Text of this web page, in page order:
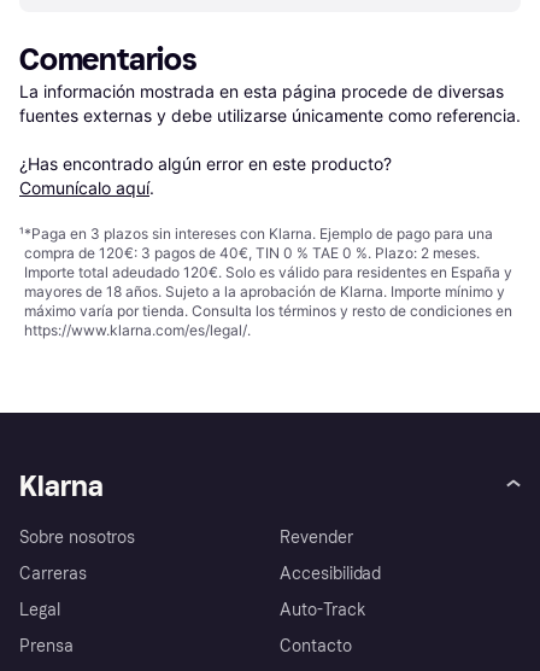
Comentarios
La información mostrada en esta página procede de diversas
fuentes externas y debe utilizarse únicamente como referencia.
¿Has encontrado algún error en este producto?
Comunícalo aquí.
¹*Paga en 3 plazos sin intereses con Klarna. Ejemplo de pago para una
compra de 120€: 3 pagos de 40€, TIN 0 % TAE 0 %. Plazo: 2 meses.
Importe total adeudado 120€. Solo es válido para residentes en España y
mayores de 18 años. Sujeto a la aprobación de Klarna. Importe mínimo y
máximo varía por tienda. Consulta los términos y resto de condiciones en
https://www.klarna.com/es/legal/.
Klarna
Sobre nosotros
Carreras
Legal
Prensa
Revender
Accesibilidad
Auto-Track
Contacto